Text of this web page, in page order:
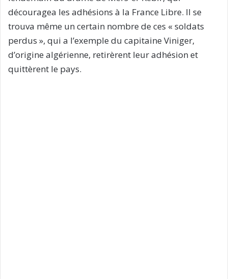
découragea les adhésions à la France Libre. Il se
trouva même un certain nombre de ces « soldats
perdus », qui a l’exemple du capitaine Viniger,
d’origine algérienne, retirèrent leur adhésion et
quittèrent le pays.